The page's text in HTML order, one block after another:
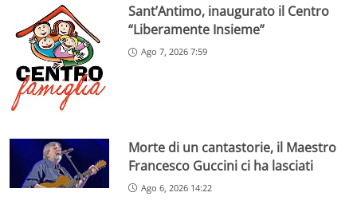
Sant’Antimo, inaugurato il Centro
“Liberamente Insieme”
Ago 7, 2026 7:59
Morte di un cantastorie, il Maestro
Francesco Guccini ci ha lasciati
Ago 6, 2026 14:22